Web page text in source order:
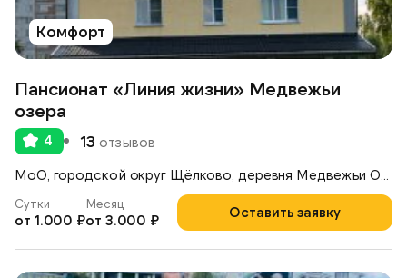
Комфорт
Пансионат «Линия жизни» Медвежьи
озера
4 13 отзывов
Оставить заявку
Сутки
от 1.000 ₽
Месяц
от 3.000 ₽